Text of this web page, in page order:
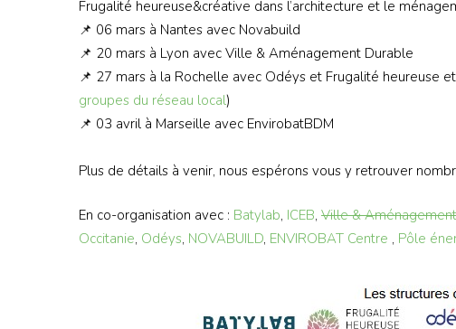
Frugalité heureuse&créative dans l’architecture et le
📌 06 mars à Nantes avec Novabuild
📌 20 mars à Lyon avec Ville & Aménagement Durable
📌 27 mars à la Rochelle avec Odéys et Frugalité heureuse
groupes du réseau local)
📌 03 avril à Marseille avec EnvirobatBDM
Plus de détails à venir, nous espérons vous y retrouver
En co-organisation avec : Batylab, ICEB, Ville &
Occitanie, Odéys, NOVABUILD, ENVIROBAT Centre , Pôle